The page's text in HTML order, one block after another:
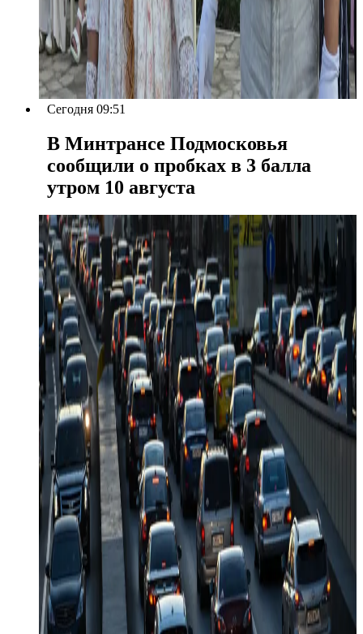
Сегодня 09:51
В Минтрансе Подмосковья
сообщили о пробках в 3 балла
утром 10 августа